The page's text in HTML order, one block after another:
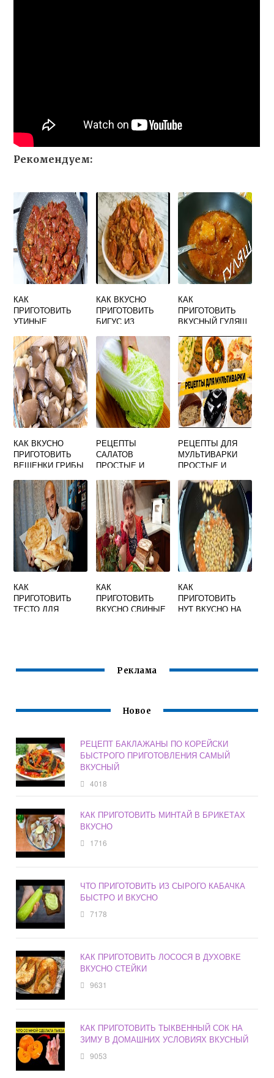
Рекомендуем:
КАК
ПРИГОТОВИТЬ
УТИНЫЕ
СКОВОРОДЕ
ВКУСНО
КАК ВКУСНО
ПРИГОТОВИТЬ
БИГУС ИЗ
КАПУСТЫ С
КОЛБАСОЙ
КАК
ПРИГОТОВИТЬ
ВКУСНЫЙ ГУЛЯШ
ПОДЛИВКОЙ В
КАСТРЮЛЕ
КАК ВКУСНО
ПРИГОТОВИТЬ
ВЕШЕНКИ ГРИБЫ
РЕЦЕПТЫ
САЛАТОВ
ПРОСТЫЕ И
КАЖДЫЙ ДЕНЬ
НЕДОРОГИЕ
РЕЦЕПТЫ ДЛЯ
МУЛЬТИВАРКИ
ПРОСТЫЕ И
ПОЛАРИС С ФОТО
ПОШАГОВО
КАК
ПРИГОТОВИТЬ
ТЕСТО ДЛЯ
ВКУСНО
КАК
ПРИГОТОВИТЬ
ВКУСНО СВИНЫЕ
КАК
ПРИГОТОВИТЬ
НУТ ВКУСНО НА
Реклама
Новое
РЕЦЕПТ БАКЛАЖАНЫ ПО КОРЕЙСКИ
БЫСТРОГО ПРИГОТОВЛЕНИЯ САМЫЙ
ВКУСНЫЙ
4018
КАК ПРИГОТОВИТЬ МИНТАЙ В БРИКЕТАХ
ВКУСНО
1716
ЧТО ПРИГОТОВИТЬ ИЗ СЫРОГО КАБАЧКА
БЫСТРО И ВКУСНО
7178
КАК ПРИГОТОВИТЬ ЛОСОСЯ В ДУХОВКЕ
ВКУСНО СТЕЙКИ
9631
КАК ПРИГОТОВИТЬ ТЫКВЕННЫЙ СОК НА
ЗИМУ В ДОМАШНИХ УСЛОВИЯХ ВКУСНЫЙ
9053